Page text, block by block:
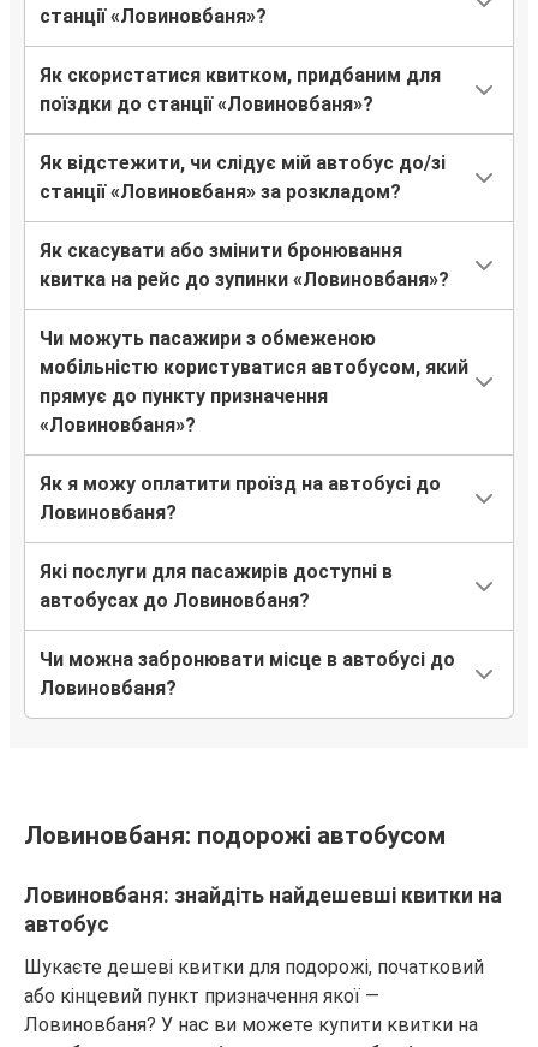
станції «Ловиновбаня»?
Як скористатися квитком, придбаним для
поїздки до станції «Ловиновбаня»?
Як відстежити, чи слідує мій автобус до/зі
станції «Ловиновбаня» за розкладом?
Як скасувати або змінити бронювання
квитка на рейс до зупинки «Ловиновбаня»?
Чи можуть пасажири з обмеженою
мобільністю користуватися автобусом, який
прямує до пункту призначення
«Ловиновбаня»?
Як я можу оплатити проїзд на автобусі до
Ловиновбаня?
Які послуги для пасажирів доступні в
автобусах до Ловиновбаня?
Чи можна забронювати місце в автобусі до
Ловиновбаня?
Ловиновбаня: подорожі автобусом
Ловиновбаня: знайдіть найдешевші квитки на
автобус
Шукаєте дешеві квитки для подорожі, початковий
або кінцевий пункт призначення якої —
Ловиновбаня? У нас ви можете купити квитки на